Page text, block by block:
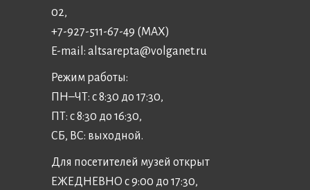
02,
+7-927-511-67-49 (MAX)
E-mail: altsarepta@volganet.ru
Режим работы:
ПН–ЧТ: с 8:30 до 17:30,
ПТ: с 8:30 до 16:30,
СБ, ВС: выходной.
Для посетителей музей открыт
ЕЖЕДНЕВНО с 9:00 до 17:30,